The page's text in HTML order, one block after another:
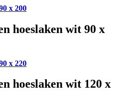
x 200
hoeslaken wit 90 x
x 220
hoeslaken wit 120 x